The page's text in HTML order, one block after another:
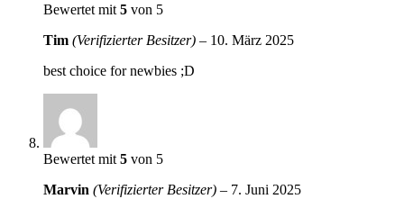
Bewertet mit 5 von 5
Tim (Verifizierter Besitzer) – 10. März 2025
best choice for newbies ;D
Bewertet mit 5 von 5
Marvin (Verifizierter Besitzer) – 7. Juni 2025